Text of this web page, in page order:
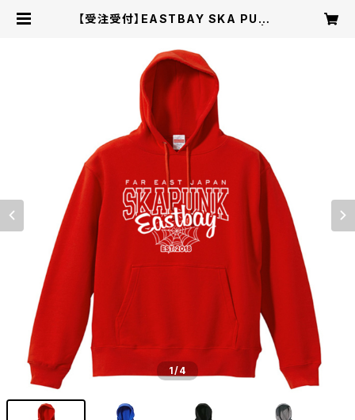
【受注受付】EASTBAY SKA PUNK
- El Dorado
1/4